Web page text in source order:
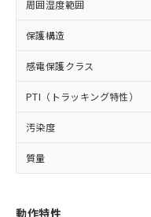
周囲湿度範囲
保護構造
感電保護クラス
PTI（トラッキング特性）
汚染度
質量
動作特性
オムロン
販
在庫状況お
事前の承
示しないよ
マイパー
ビス）を
メンバー
適用除外項目は除く。
フタル酸エステル
図的な使用がないこ
部品在庫の切
月が前後するこ
※2 環境保護使
「ｅ」：有害
準値以下である
「10」：通常
質が外部に漏
及ぼさない年
「－」：未確認
い合わせくださ
ル、化学
武器並び
当社は、貴
場合は、
該第三者に
販売先お
法に輸出
り引きを
在庫
いて
たは
機器
受注
情報